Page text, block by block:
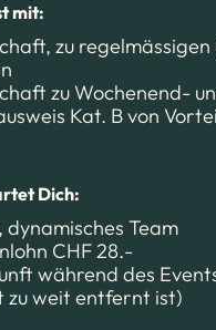
mit:
zu
zu Wochenend-
Kat. B von
Dich:
dynamisches Team
CHF 28.-
während des
zu weit entfernt ist)